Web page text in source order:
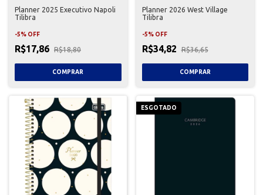
Planner 2025 Executivo Napoli
Tilibra
-5% OFF
R$17,86 R$18,80
Planner 2026 West Village
Tilibra
-5% OFF
R$34,82 R$36,65
ESGOTADO